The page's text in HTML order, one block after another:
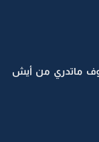
خوف ماتدري من أيش